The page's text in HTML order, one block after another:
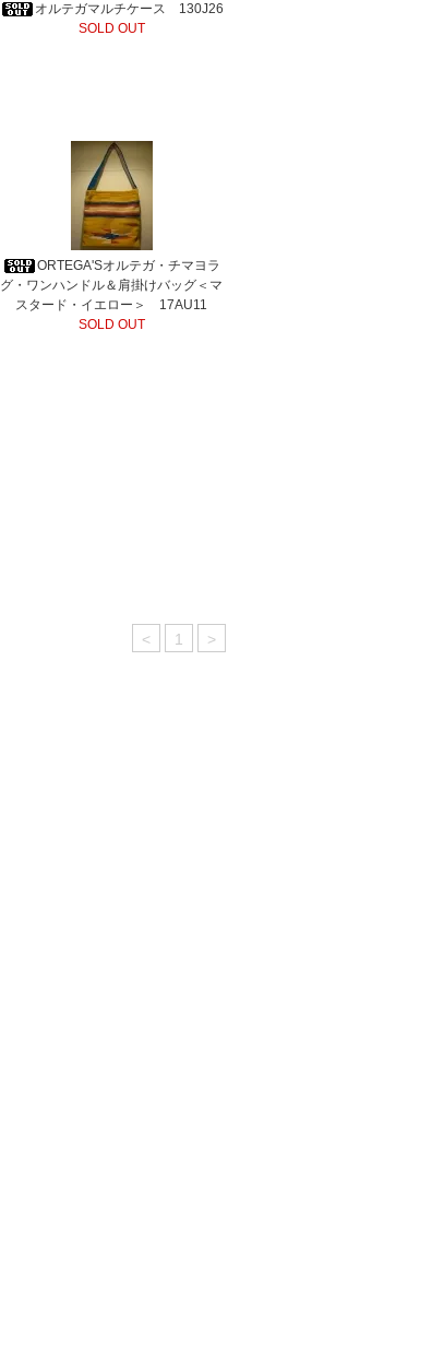
オルテガマルチケース 130J26
SOLD OUT
ORTEGA'Sオルテガ・チマヨラ
グ・ワンハンドル＆肩掛けバッグ＜マ
スタード・イエロー＞ 17AU11
SOLD OUT
< 1 >